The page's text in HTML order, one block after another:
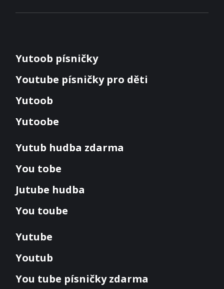
Yutoob písničky
Youtube písničky pro děti
Yutoob
Yutoobe
Yutub hudba zdarma
You tobe
Jutube hudba
You toube
Yutube
Youtub
You tube písničky zdarma